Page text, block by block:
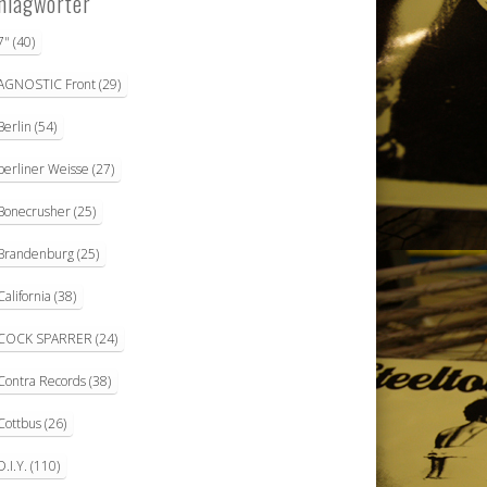
(40)
Front(29)
(54)
Weisse (27)
(25)
(25)
(38)
SPARRER (24)
Records(38)
(26)
(110)